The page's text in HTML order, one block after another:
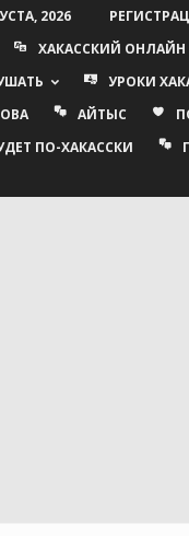
2026
ХАКАССКИЙ ОНЛАЙН
УРОКИ
АЙТЫС
ПО-ХАКАССКИ